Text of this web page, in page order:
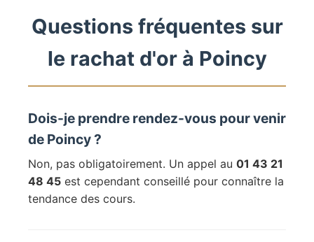
Questions fréquentes sur
le rachat d'or à Poincy
Dois-je prendre rendez-vous pour venir
de Poincy ?
Non, pas obligatoirement. Un appel au 01 43 21
48 45 est cependant conseillé pour connaître la
tendance des cours.